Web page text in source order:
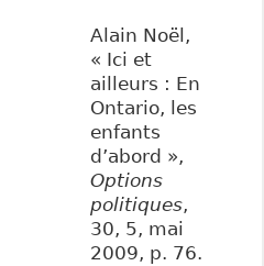
Alain Noël,
« Ici et
ailleurs : En
Ontario, les
enfants
d’abord »,
Options
politiques,
30, 5, mai
2009, p. 76.